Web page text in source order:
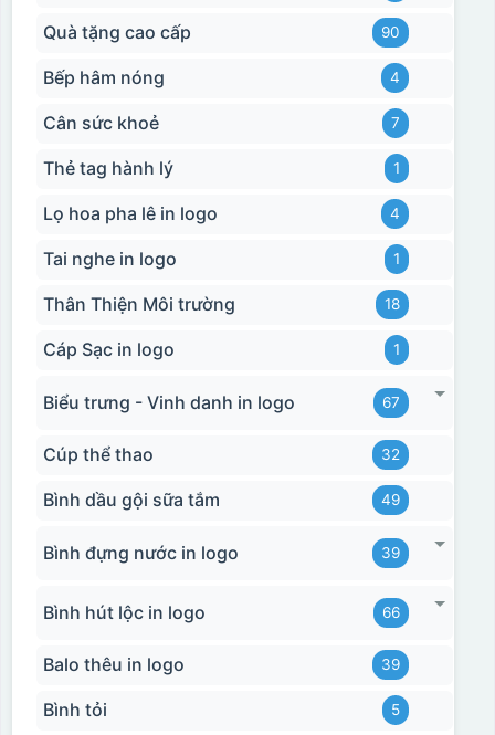
Bước 3: Xếp sản phẩm sau khi dán vào lò nung và
nung ở nhiệt độ 700-800 độ C
Deacl có 1 nền màu
lại mực in logo dính chết lên gốm sứ [gallery link="file"
Quà tặng cao cấp 90
Bếp hâm nóng 4
Cân sức khoẻ 7
Thẻ tag hành lý 1
Lọ hoa pha lê in logo 4
Tai nghe in logo 1
Thân Thiện Môi trường 18
Cáp Sạc in logo 1
Biểu trưng - Vinh danh in logo 67
Cúp thể thao 32
Bình dầu gội sữa tắm 49
Bình đựng nước in logo 39
Bình hút lộc in logo 66
Balo thêu in logo 39
Bình tỏi 5